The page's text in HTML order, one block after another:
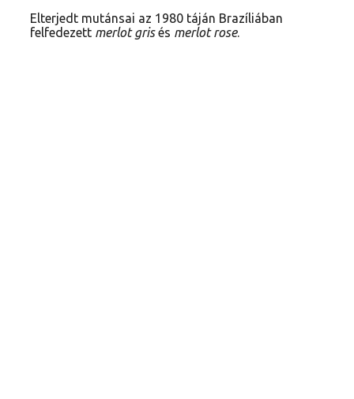
Elterjedt mutánsai az 1980 táján Brazíliában
felfedezett merlot grisés merlot rose.